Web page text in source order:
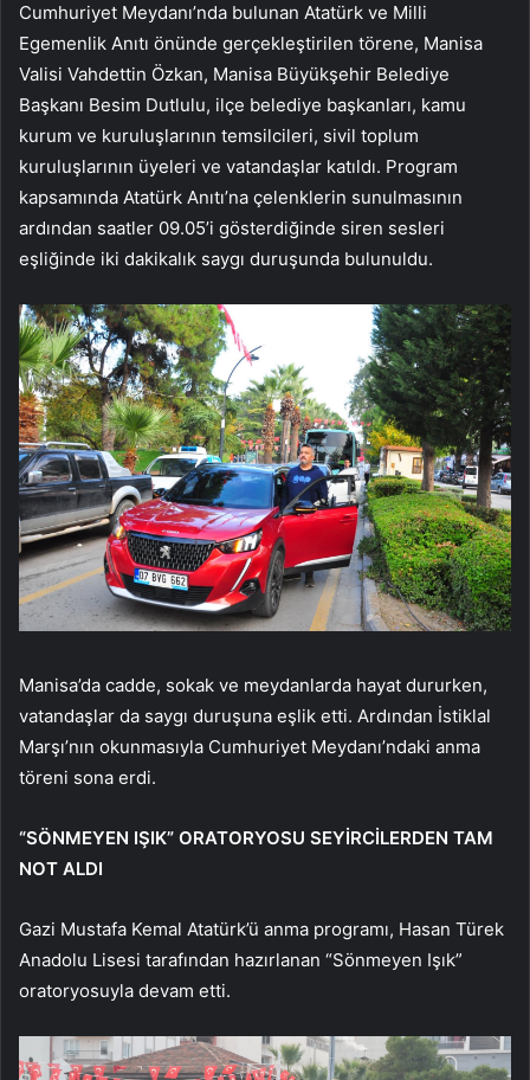
Cumhuriyet Meydanı’nda bulunan Atatürk ve Milli
Egemenlik Anıtı önünde gerçekleştirilen törene, Manisa
Valisi Vahdettin Özkan, Manisa Büyükşehir Belediye
Başkanı Besim Dutlulu, ilçe belediye başkanları, kamu
kurum ve kuruluşlarının temsilcileri, sivil toplum
kuruluşlarının üyeleri ve vatandaşlar katıldı. Program
kapsamında Atatürk Anıtı’na çelenklerin sunulmasının
ardından saatler 09.05’i gösterdiğinde siren sesleri
eşliğinde iki dakikalık saygı duruşunda bulunuldu.
Manisa’da cadde, sokak ve meydanlarda hayat dururken,
vatandaşlar da saygı duruşuna eşlik etti. Ardından İstiklal
Marşı’nın okunmasıyla Cumhuriyet Meydanı’ndaki anma
töreni sona erdi.
“SÖNMEYEN IŞIK” ORATORYOSU SEYİRCİLERDEN TAM
NOT ALDI
Gazi Mustafa Kemal Atatürk’ü anma programı, Hasan Türek
Anadolu Lisesi tarafından hazırlanan “Sönmeyen Işık”
oratoryosuyla devam etti.